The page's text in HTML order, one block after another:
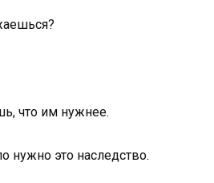
что им нужнее.
это наследство.